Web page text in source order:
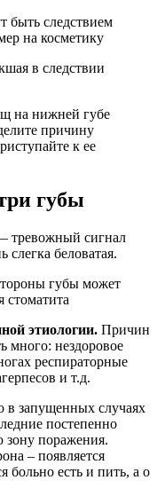
быть следствием
на косметику
в следствии
на нижней губе
причину
к ее
губы
тревожный сигнал
слегка беловатая.
губы может
стоматита
этиологии. Причин
много: нездоровое
респираторные
и т.д.
в запущенных случаях
постепенно
поражения.
– появляется
больно есть и пить, а о